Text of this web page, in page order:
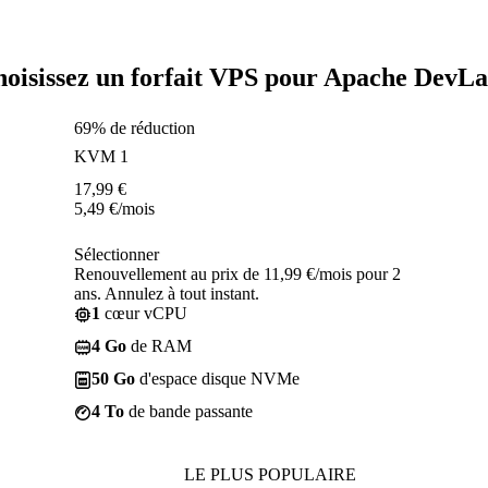
un forfait VPS pour Apache
69% de réduction
KVM 1
17,99 €
5,49 €/mois
Sélectionner
Renouvellement au prix de 11,99 €/mois pour 2
ans. Annulez à tout instant.
1 cœur vCPU
4 Go de RAM
50 Go d'espace disque NVMe
4 To de bande passante
LE PLUS POPULAIRE